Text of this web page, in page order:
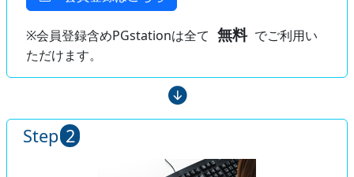
※会員登録含めPGstationは全て 無料 でご利用い
ただけます。
Step 2